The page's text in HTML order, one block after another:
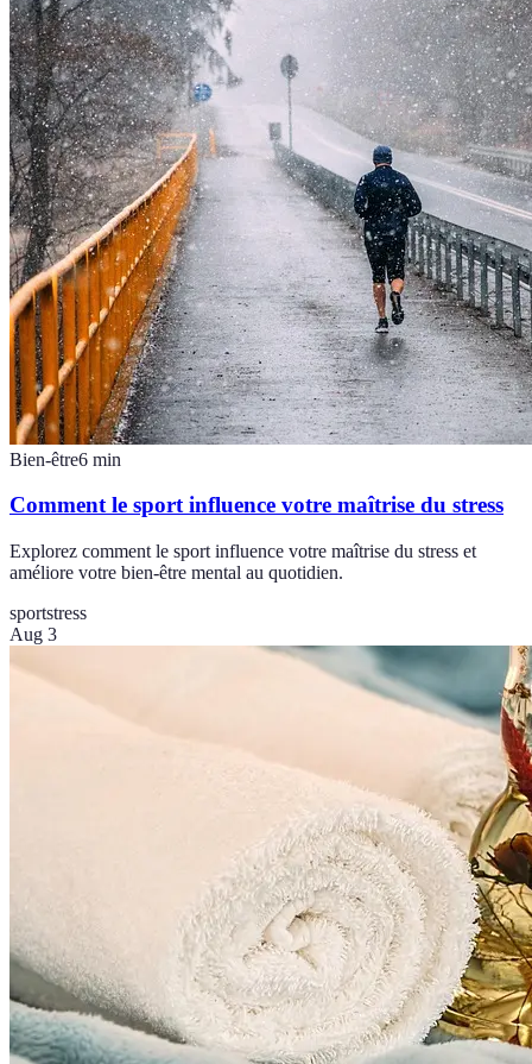
Bien-être6 min
Comment le sport influence votre maîtrise du stress
Explorez comment le sport influence votre maîtrise du stress et
améliore votre bien-être mental au quotidien.
sportstress
Aug 3